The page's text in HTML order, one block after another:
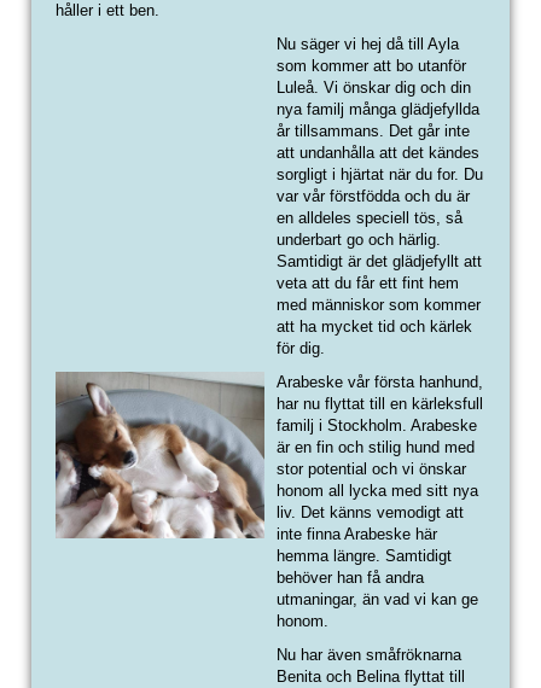
håller i ett ben.
Nu säger vi hej då till Ayla
som kommer att bo utanför
Luleå. Vi önskar dig och din
nya familj många glädjefyllda
år tillsammans. Det går inte
att undanhålla att det kändes
sorgligt i hjärtat när du for. Du
var vår förstfödda och du är
en alldeles speciell tös, så
underbart go och härlig.
Samtidigt är det glädjefyllt att
veta att du får ett fint hem
med människor som kommer
att ha mycket tid och kärlek
för dig.
Arabeske vår första hanhund,
har nu flyttat till en kärleksfull
familj i Stockholm. Arabeske
är en fin och stilig hund med
stor potential och vi önskar
honom all lycka med sitt nya
liv. Det känns vemodigt att
inte finna Arabeske här
hemma längre. Samtidigt
behöver han få andra
utmaningar, än vad vi kan ge
honom.
Nu har även småfröknarna
Benita och Belina flyttat till